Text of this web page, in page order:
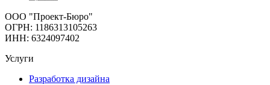
ООО "Проект-Бюро"
ОГРН: 1186313105263
ИНН: 6324097402
Услуги
Разработка дизайна